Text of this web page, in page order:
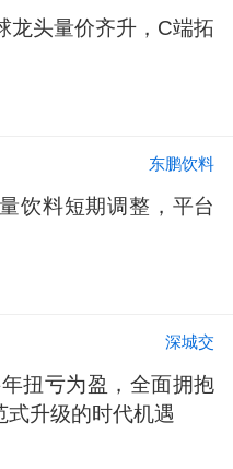
龙头量价齐升，C端拓
东鹏饮料
饮料短期调整，平台
深城交
扭亏为盈，全面拥抱
升级的时代机遇